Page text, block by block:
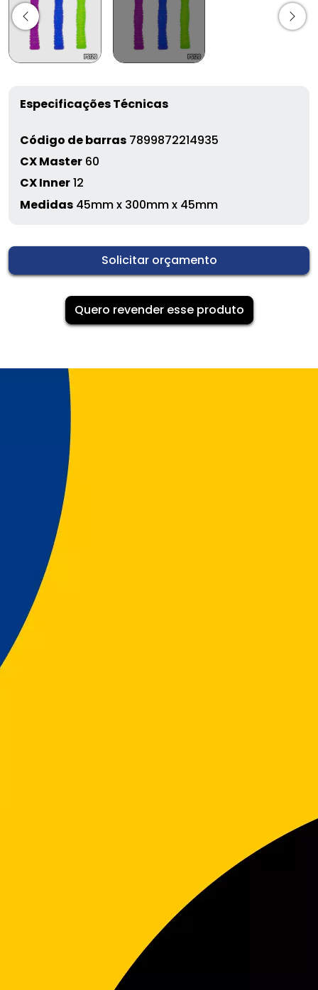
Especificações Técnicas
Código de barras 7899872214935
CX Master 60
CX Inner12
Medidas 45mm x 300mm x 45mm
Solicitar orçamento
Quero revender esse produto